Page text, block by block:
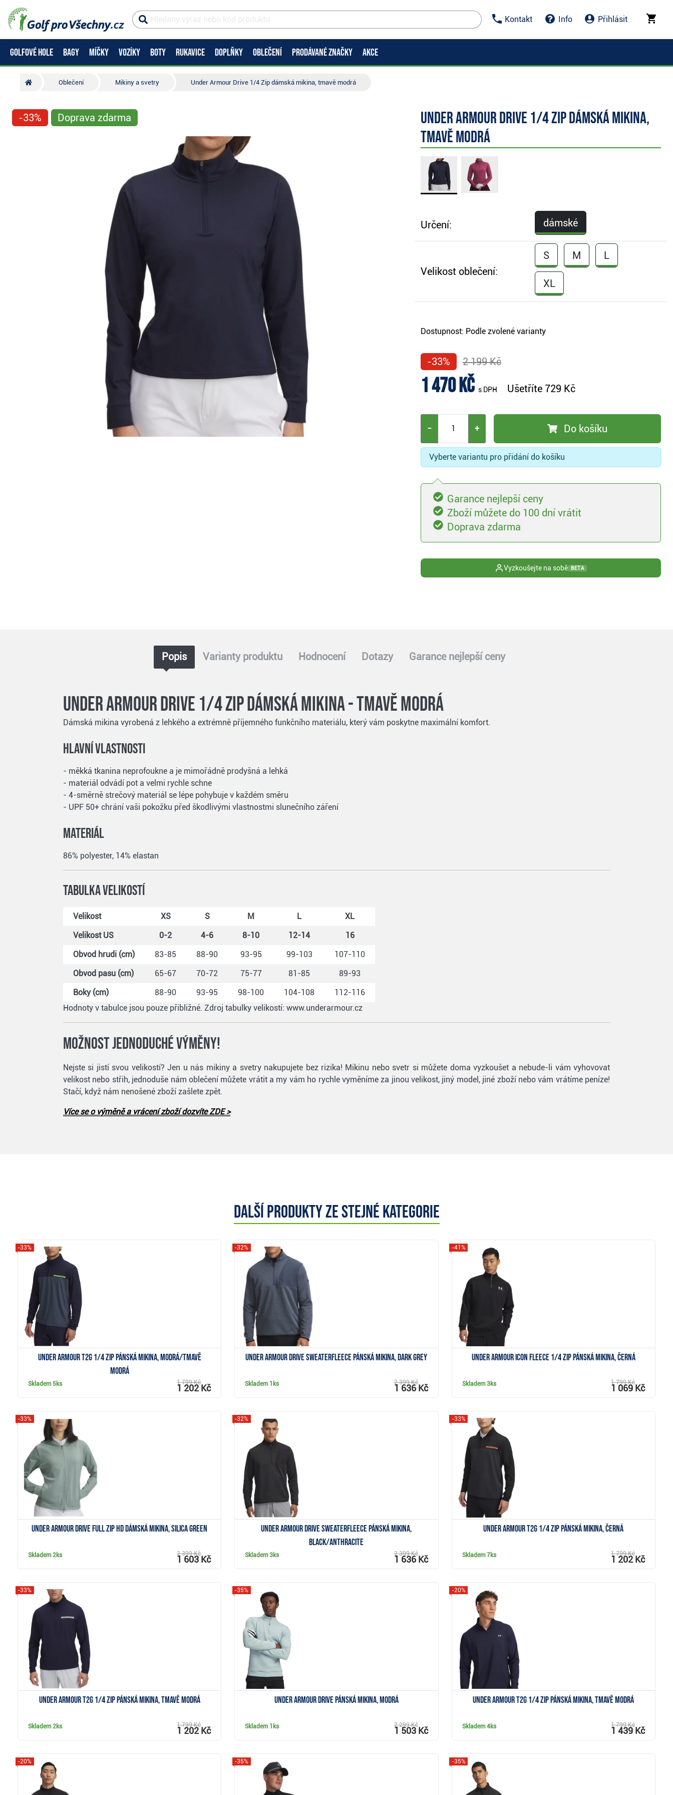
Kontakt Info Přihlásit
GOLFOVÉ HOLE BAGY MÍČKY VOZÍKY BOTY RUKAVICE DOPLŇKY OBLEČENÍ PRODÁVANÉ ZNAČKY AKCE
Oblečení Mikiny a svetry Under Armour Drive 1/4 Zip dámská mikina, tmavě modrá
-33% Doprava zdarma
Under Armour Drive 1/4 Zip dámská mikina,
tmavě modrá
Určení: dámské
Velikost oblečení:
S M L
XL
Dostupnost: Podle zvolené varianty
-33% 2 199 Kč
1 470 Kč s DPH Ušetříte 729 Kč
− + Do košíku
Vyberte variantu pro přidání do košíku
Garance nejlepší ceny
Zboží můžete do 100 dní vrátit
Doprava zdarma
Vyzkoušejte na sobě BETA
Popis Varianty produktu Hodnocení Dotazy Garance nejlepší ceny
Under Armour Drive 1/4 Zip dámská mikina - tmavě modrá
Dámská mikina vyrobená z lehkého a extrémně příjemného funkčního materiálu, který vám poskytne maximální komfort.
Hlavní vlastnosti
- měkká tkanina neprofoukne a je mimořádně prodyšná a lehká
- materiál odvádí pot a velmi rychle schne
- 4-směrně strečový materiál se lépe pohybuje v každém směru
- UPF 50+ chrání vaši pokožku před škodlivými vlastnostmi slunečního záření
Materiál
86% polyester, 14% elastan
Tabulka velikostí
Velikost XS S M L
XL
Velikost US
0-2 4-6 8-10 12-14
16
Obvod hrudi (cm)
83-85 88-90 93-95 99-103
107-110
Obvod pasu (cm)
65-67 70-72 75-77 81-85
89-93
Boky (cm)
88-90 93-95 98-100 104-108
112-116
Hodnoty v tabulce jsou pouze přibližné. Zdroj tabulky velikostí: www.underarmour.cz
Možnost jednoduché výměny!
Nejste si jistí svou velikostí? Jen u nás mikiny a svetry nakupujete bez rizika! Mikinu nebo svetr si můžete doma vyzkoušet a nebude-li vám vyhovovat
velikost nebo střih, jednoduše nám oblečení můžete vrátit a my vám ho rychle vyměníme za jinou velikost, jiný model, jiné zboží nebo vám vrátíme peníze!
Stačí, když nám nenošené zboží zašlete zpět.
Více se o výměně a vrácení zboží dozvíte ZDE >
Další produkty ze stejné kategorie
Under Armour T2G 1/4 Zip pánská mikina, modrá/tmavě
modrá
-33%
Skladem 5ks 1 799 Kč
1 202 Kč
Under Armour Drive SweaterFleece pánská mikina, dark grey
-32%
Skladem 1ks 2 399 Kč
1 636 Kč
Under Armour Icon Fleece 1/4 Zip pánská mikina, černá
-41%
Skladem3ks 1 799 Kč
1 069 Kč
Under Armour Drive Full Zip HD dámská mikina, silica green
-33%
Skladem2ks 2 399 Kč
1 603 Kč
Under Armour Drive SweaterFleece pánská mikina,
black/anthracite
-32%
Skladem3ks 2 399 Kč
1 636 Kč
Under Armour T2G 1/4 Zip pánská mikina, černá
-33%
Skladem7ks 1 799 Kč
1 202 Kč
Under Armour T2G 1/4 Zip pánská mikina, tmavě modrá
-33%
Skladem2ks 1 799 Kč
1 202 Kč
Under Armour Drive pánská mikina, modrá
-35%
Skladem 1ks 2 299 Kč
1 503 Kč
Under Armour T2G 1/4 Zip pánská mikina, tmavě modrá
-20%
Skladem4ks 1 799 Kč
1 439 Kč
-20% -35% -35%